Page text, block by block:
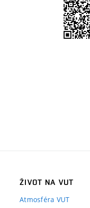
ŽIVOT NA VUT
Atmosféra VUT